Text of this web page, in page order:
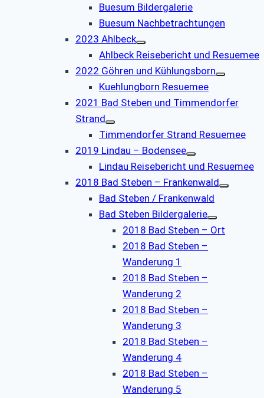
Buesum Bildergalerie
Buesum Nachbetrachtungen
2023 Ahlbeck
Ahlbeck Reisebericht und Resuemee
2022 Göhren und Kühlungsborn
Kuehlungborn Resuemee
2021 Bad Steben und Timmendorfer
Strand
Timmendorfer Strand Resuemee
2019 Lindau – Bodensee
Lindau Reisebericht und Resuemee
2018 Bad Steben – Frankenwald
Bad Steben / Frankenwald
Bad Steben Bildergalerie
2018 Bad Steben – Ort
2018 Bad Steben –
Wanderung 1
2018 Bad Steben –
Wanderung 2
2018 Bad Steben –
Wanderung 3
2018 Bad Steben –
Wanderung 4
2018 Bad Steben –
Wanderung 5